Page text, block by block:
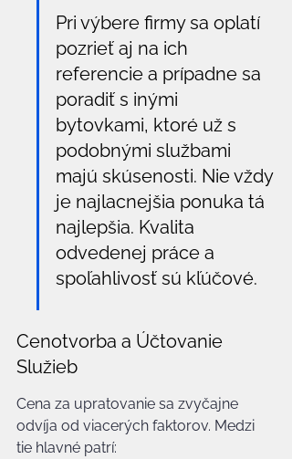
Pri výbere firmy sa oplatí
pozrieť aj na ich
referencie a prípadne sa
poradiť s inými
bytovkami, ktoré už s
podobnými službami
majú skúsenosti. Nie vždy
je najlacnejšia ponuka tá
najlepšia. Kvalita
odvedenej práce a
spoľahlivosť sú kľúčové.
Cenotvorba a Účtovanie
Služieb
Cena za upratovanie sa zvyčajne
odvíja od viacerých faktorov. Medzi
tie hlavné patrí: